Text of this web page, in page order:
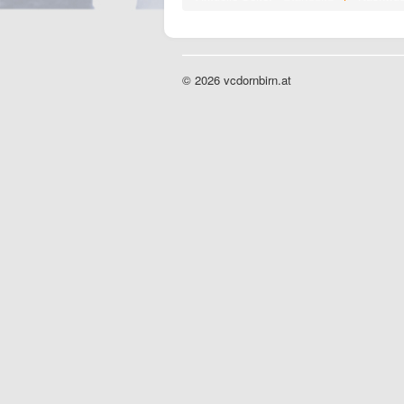
© 2026 vcdornbirn.at